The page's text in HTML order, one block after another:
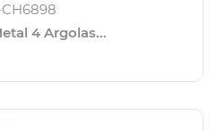
4 Argolas...